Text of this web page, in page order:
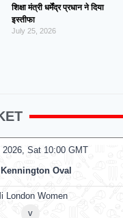
शिक्षा मंत्री धर्मेंद्र प्रधान ने दिया
इस्तीफा
July 25, 2026
2026, Fri 23:00 GMT
Vale Ground
and Barbuda Falcons
v